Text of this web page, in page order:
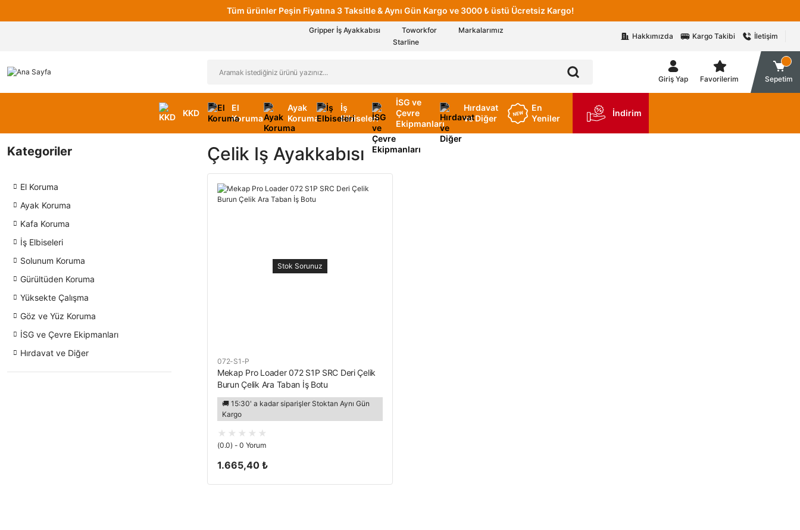
Tüm ürünler Peşin Fiyatına 3 Taksitle & Aynı Gün Kargo ve 3000 ₺ üstü Ücretsiz Kargo!
Gripper İş Ayakkabısı Toworkfor
Markalarımız
Starline
Hakkımızda Kargo Takibi İletişim
Giriş Yap Favorilerim Sepetim
KKD
El
Koruma
Ayak
Koruma
İş
Elbiseleri
İSG ve
Çevre
Ekipmanları
Hırdavat
ve Diğer
En
Yeniler
İndirim
Kategoriler
El Koruma
Ayak Koruma
Kafa Koruma
İş Elbiseleri
Solunum Koruma
Gürültüden Koruma
Yüksekte Çalışma
Göz ve Yüz Koruma
İSG ve Çevre Ekipmanları
Hırdavat ve Diğer
Çelik Iş Ayakkabısı
Stok Sorunuz
072-S1-P
Mekap Pro Loader 072 S1P SRC Deri Çelik
Burun Çelik Ara Taban İş Botu
🚚 15:30' a kadar siparişler Stoktan Aynı Gün
Kargo
(0.0) - 0 Yorum
1.665,40 ₺